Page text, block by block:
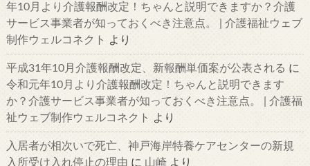
年10月より介護報酬改定！ちゃんと説明できますか？介護
サービス事業者が知っておくべき注意点。 | 介護福祉ウェブ
制作ウェルコネクト
より
平成31年10月介護報酬改定、新報酬単価案が公表される に
令和元年10月より介護報酬改定！ちゃんと説明できます
か？介護サービス事業者が知っておくべき注意点。 | 介護福
祉ウェブ制作ウェルコネクト
より
入居者が相次いで死亡、神戸海岸特養ケアセンターの新規
入所受け入れ停止の理由 に 山崎より